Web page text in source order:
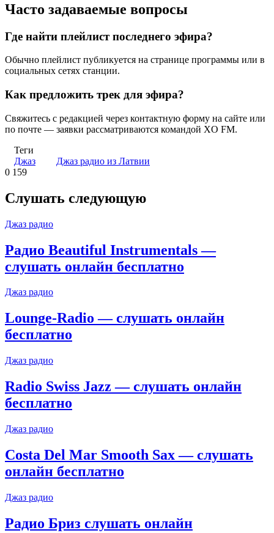
Часто задаваемые вопросы
Где найти плейлист последнего эфира?
Обычно плейлист публикуется на странице программы или в
социальных сетях станции.
Как предложить трек для эфира?
Свяжитесь с редакцией через контактную форму на сайте или
по почте — заявки рассматриваются командой XO FM.
Теги
Джаз
Джаз радио из Латвии
0 159
Слушать следующую
Джаз радио
Радио Beautiful Instrumentals —
слушать онлайн бесплатно
Джаз радио
Lounge-Radio — слушать онлайн
бесплатно
Джаз радио
Radio Swiss Jazz — слушать онлайн
бесплатно
Джаз радио
Costa Del Mar Smooth Sax — слушать
онлайн бесплатно
Джаз радио
Радио Бриз слушать онлайн